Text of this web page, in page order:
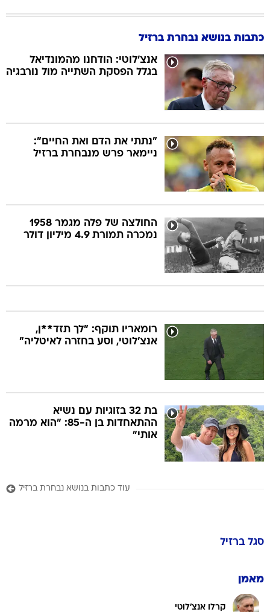
כתבות בנושא נבחרת ברזיל
אנצ'לוטי: הודחנו מהמונדיאל
בגלל הפסקת השתייה מול נורבגיה
"נתתי את הדם ואת החיים":
ניימאר פרש מנבחרת ברזיל
החולצה של פלה מגמר 1958
נמכרה תמורת 4.9 מיליון דולר
רומאריו תוקף: "לך תזד**ן,
אנצ'לוטי, וסע בחזרה לאיטליה"
בת 32 בזוגיות עם נשיא
ההתאחדות בן ה-85: "הוא מרמה
אותי"
עוד כתבות בנושא נבחרת ברזיל
סגל ברזיל
מאמן
קרלו אנצ'לוטי